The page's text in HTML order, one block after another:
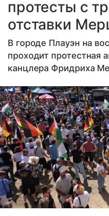
протесты с
отставки
В городе Плауэн на
проходит протестная
канцлера Фридриха